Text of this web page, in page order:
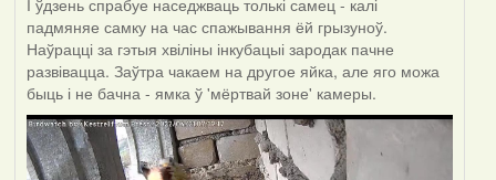
І ўдзень спрабуе наседжваць толькі самец - калі
падмяняе самку на час спажывання ёй грызуноў.
Наўрацці за гэтыя хвіліны інкубацыі зародак пачне
развівацца. Заўтра чакаем на другое яйка, але яго можа
быць і не бачна - ямка ў 'мёртвай зоне' камеры.